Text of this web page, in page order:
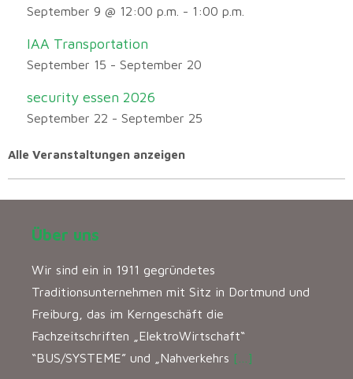
September 9 @ 12:00 p.m. - 1:00 p.m.
IAA Transportation
September 15 - September 20
security essen 2026
September 22 - September 25
Alle Veranstaltungen anzeigen
Über uns
Wir sind ein in 1911 gegründetes
Traditionsunternehmen mit Sitz in Dortmund und
Freiburg, das im Kerngeschäft die
Fachzeitschriften „ElektroWirtschaft“
“BUS/SYSTEME” und „Nahverkehrs […]